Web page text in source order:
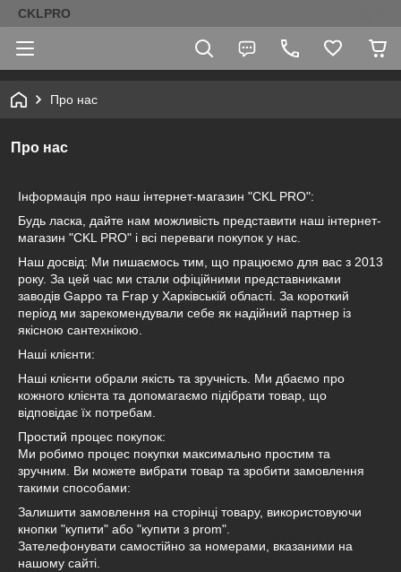
CKLPRO
Про нас
Про нас
Інформація про наш інтернет-магазин "CKL PRO":
Будь ласка, дайте нам можливість представити наш інтернет-
магазин "CKL PRO" і всі переваги покупок у нас.
Наш досвід: Ми пишаємось тим, що працюємо для вас з 2013
року. За цей час ми стали офіційними представниками
заводів Gappo та Frap у Харківській області. За короткий
період ми зарекомендували себе як надійний партнер із
якісною сантехнікою.
Наші клієнти:
Наші клієнти обрали якість та зручність. Ми дбаємо про
кожного клієнта та допомагаємо підібрати товар, що
відповідає їх потребам.
Простий процес покупок:
Ми робимо процес покупки максимально простим та
зручним. Ви можете вибрати товар та зробити замовлення
такими способами:
Залишити замовлення на сторінці товару, використовуючи
кнопки "купити" або "купити з prom".
Зателефонувати самостійно за номерами, вказаними на
нашому сайті.